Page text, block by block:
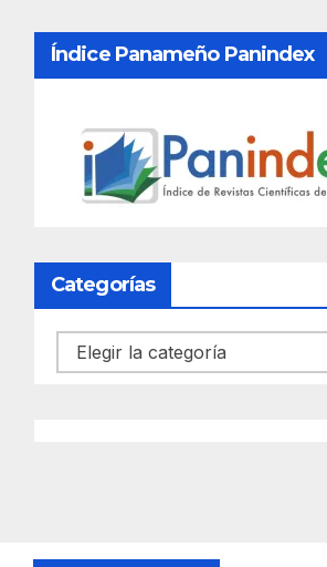
Índice Panameño Panindex
Categorías
Categorías